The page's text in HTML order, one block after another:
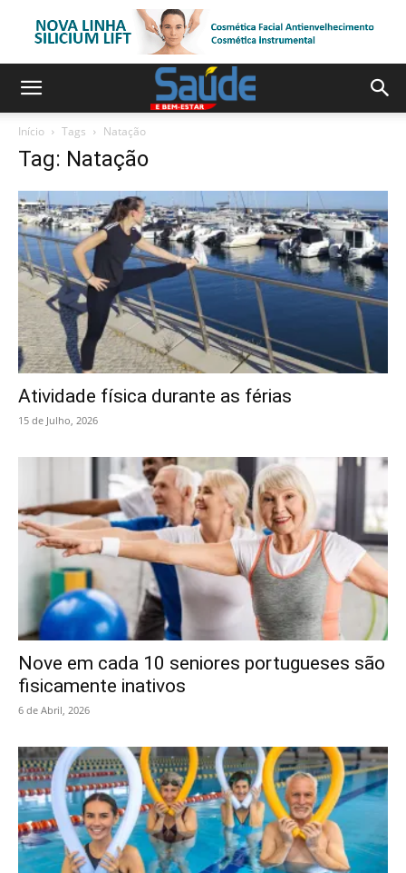
Início Tags Natação
Tag: Natação
Atividade física durante as férias
15 de Julho, 2026
Nove em cada 10 seniores portugueses são
fisicamente inativos
6 de Abril, 2026